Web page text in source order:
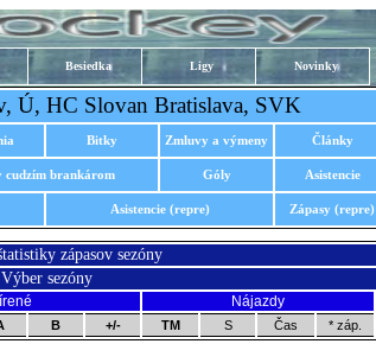
Besiedka Ligy Novinky
Ú, HC Slovan Bratislava, SVK
Bitky Zmluvy a výmeny Články
cudzím brankárom Góly Asistencie
Asistencie (repre) Zápasy (repre)
zápasov sezóny
Výber sezóny
Nájazdy
B +/- TM S Čas * záp.